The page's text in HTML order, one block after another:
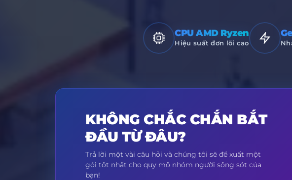
CPU AMD Ryzen
Hiệu suất đơn lõi cao
KHÔNG CHẮC CHẮN BẮT
ĐẦU TỪ ĐÂU?
Trả lời một vài câu hỏi và chúng tôi sẽ đề xuất một
gói tốt nhất cho quy mô nhóm người sống sót của
bạn!